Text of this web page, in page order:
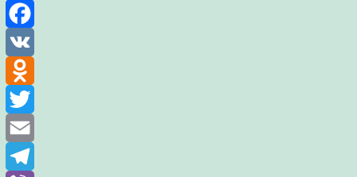
Facebook
VK
Odnoklassniki
Twitter
Email